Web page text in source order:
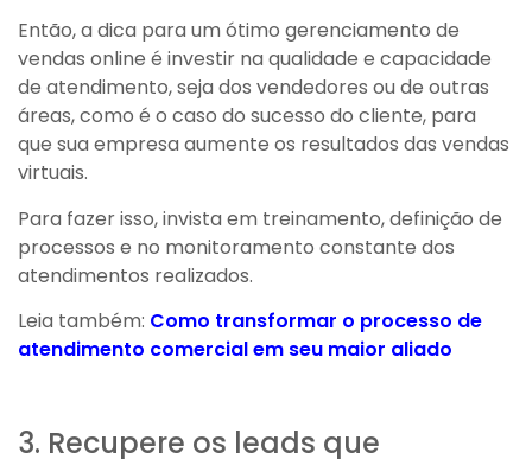
Então, a dica para um ótimo gerenciamento de
vendas online é investir na qualidade e capacidade
de atendimento, seja dos vendedores ou de outras
áreas, como é o caso do sucesso do cliente, para
que sua empresa aumente os resultados das vendas
virtuais.
Para fazer isso, invista em treinamento, definição de
processos e no monitoramento constante dos
atendimentos realizados.
Leia também: Como transformar o processo de
atendimento comercial em seu maior aliado
3. Recupere os leads que